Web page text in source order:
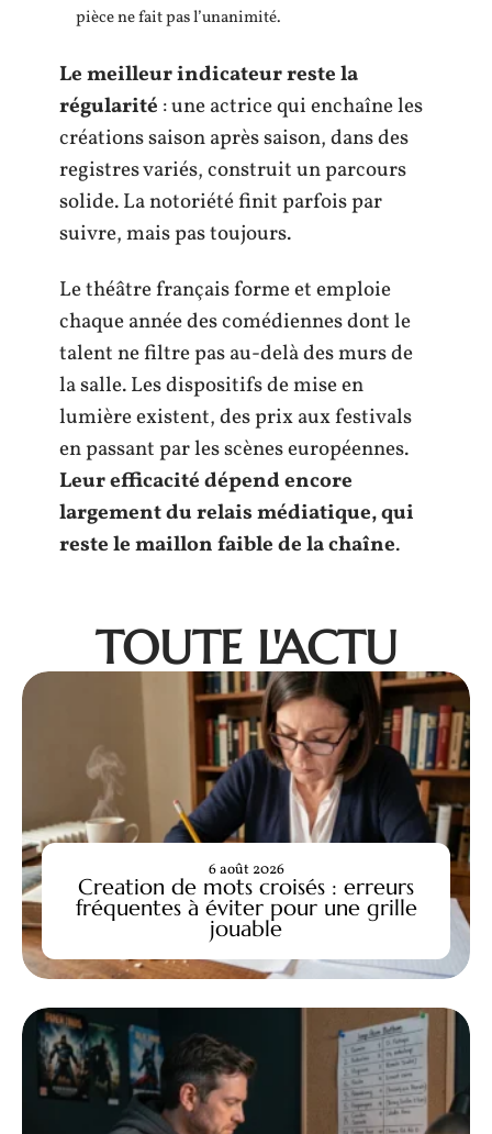
pièce ne fait pas l’unanimité.
Le meilleur indicateur reste la
régularité : une actrice qui enchaîne les
créations saison après saison, dans des
registres variés, construit un parcours
solide. La notoriété finit parfois par
suivre, mais pas toujours.
Le théâtre français forme et emploie
chaque année des comédiennes dont le
talent ne filtre pas au-delà des murs de
la salle. Les dispositifs de mise en
lumière existent, des prix aux festivals
en passant par les scènes européennes.
Leur efficacité dépend encore
largement du relais médiatique, qui
reste le maillon faible de la chaîne.
TOUTE L'ACTU
Creation de mots croisés : erreurs
fréquentes à éviter pour une grille
jouable
6 août 2026